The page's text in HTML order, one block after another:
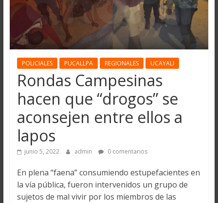
POLICIALES PUCALLPA REGIONALES UCAYALI
Rondas Campesinas
hacen que “drogos” se
aconsejen entre ellos a
lapos
junio 5, 2022 admin 0 comentarios
En plena “faena” consumiendo estupefacientes en
la vía pública, fueron intervenidos un grupo de
sujetos de mal vivir por los miembros de las